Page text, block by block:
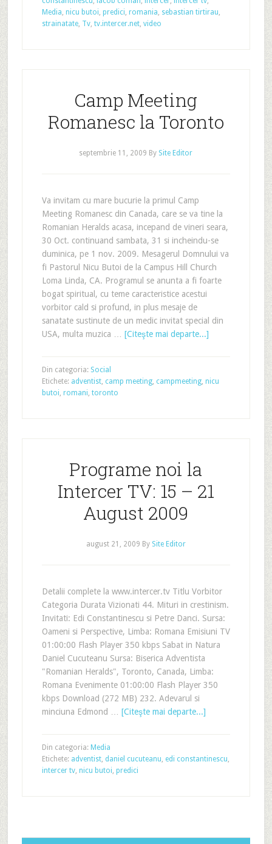
Media, nicu butoi, predici, romania, sebastian tirtirau,
strainatate, Tv, tv.intercer.net, video
Camp Meeting
Romanesc la Toronto
septembrie 11, 2009 By Site Editor
Va invitam cu mare bucurie la primul Camp
Meeting Romanesc din Canada, care se va tine la
Romanian Heralds acasa, incepand de vineri seara,
30 Oct. continuand sambata, 31 si incheindu-se
duminica, pe 1 nov. 2009. Mesagerul Domnului va
fi Pastorul Nicu Butoi de la Campus Hill Church
Loma Linda, CA. Programul se anunta a fi foarte
bogat spiritual, cu teme caracteristice acestui
vorbitor cald si profund, in plus mesaje de
sanatate sustinute de un medic invitat special din
USA, multa muzica … [Citeşte mai departe...]
Din categoria: Social
Etichete: adventist, camp meeting, campmeeting, nicu
butoi, romani, toronto
Programe noi la
Intercer TV: 15 – 21
August 2009
august 21, 2009 By Site Editor
Detalii complete la www.intercer.tv Titlu Vorbitor
Categoria Durata Vizionati 44. Mituri in crestinism.
Invitati: Edi Constantinescu si Petre Danci. Sursa:
Oameni si Perspective, Limba: Romana Emisiuni TV
01:00:00 Flash Player 350 kbps Sabat in Natura
Daniel Cucuteanu Sursa: Biserica Adventista
"Romanian Heralds", Toronto, Canada, Limba:
Romana Evenimente 01:00:00 Flash Player 350
kbps Download (272 MB) 232. Adevarul si
minciuna Edmond … [Citeşte mai departe...]
Din categoria: Media
Etichete: adventist, daniel cucuteanu, edi constantinescu,
intercer tv, nicu butoi, predici